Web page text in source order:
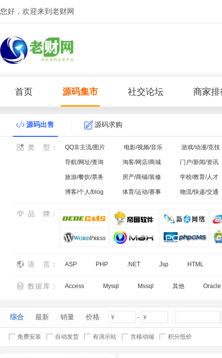
您好，欢迎来到老财网
首页 源码集市 社交论坛 商家排
源码出售 源码求购
类型： QQ非主流/图片 电影/视频/音乐 游戏/动漫/竞技
导航/网址/查询 淘客/网店/商城 门户/新闻/资讯
旅游/餐饮/票务 房产/商铺/装修 学校/教育/人才
博客/个人/blog 体育/运动/赛事 物流/快递/交通
品牌：
语言： ASP PHP .NET Jsp HTML
数据库 ： Access Mysql Mssql 其他 Oracle
综合 最新 销量 价格 -
免费安装 自动发货 有演示站 含移动端 积分抵价